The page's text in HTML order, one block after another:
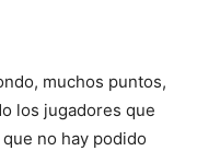
muchos puntos,
los jugadores que
no hay podido